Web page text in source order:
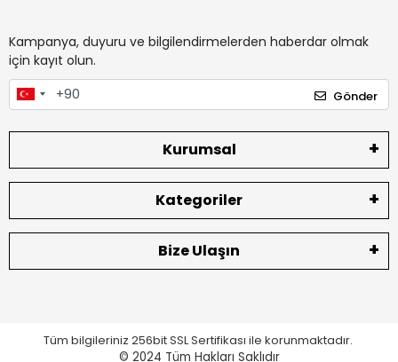
Kampanya, duyuru ve bilgilendirmelerden haberdar olmak
için kayıt olun.
Gönder
Kurumsal
Kategoriler
Bize Ulaşın
Tüm bilgileriniz 256bit SSL Sertifikası ile korunmaktadır.
© 2024 Tüm Hakları Saklıdır